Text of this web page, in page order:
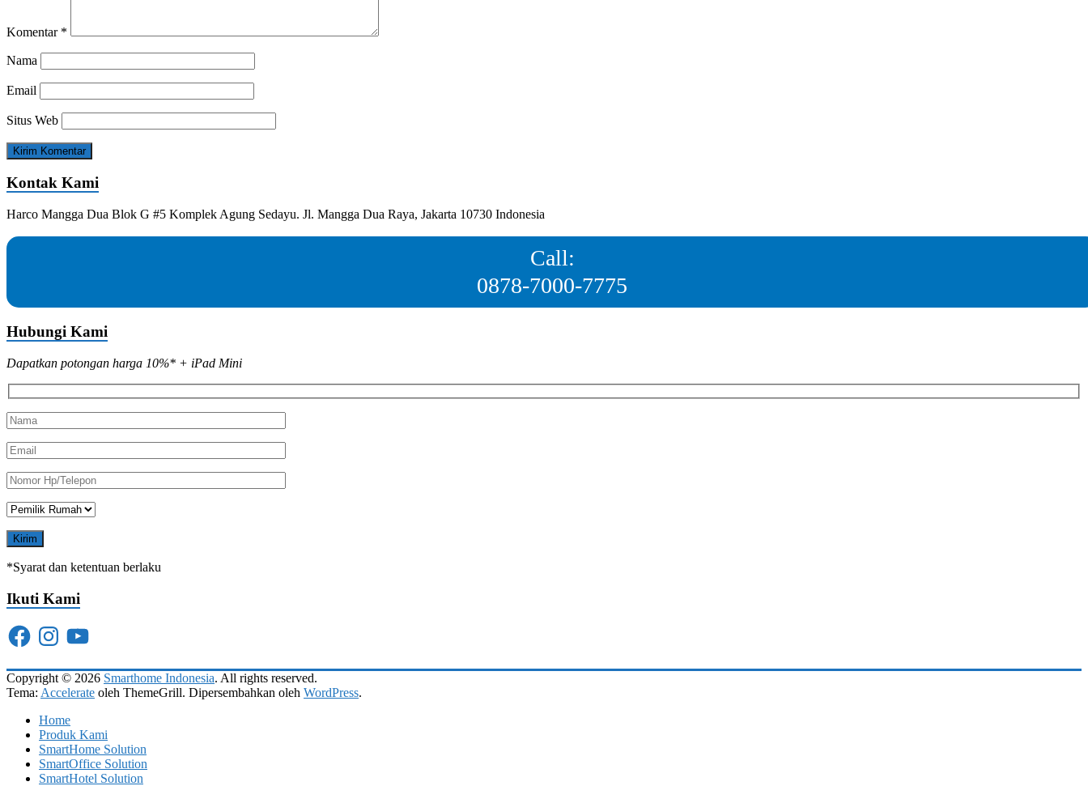
Komentar *
Nama
Email
Situs Web
Kontak Kami
Harco Mangga Dua Blok G #5 Komplek Agung Sedayu. Jl. Mangga Dua Raya, Jakarta 10730 Indonesia
Call:
0878-7000-7775
Hubungi Kami
Dapatkan potongan harga 10%* + iPad Mini
*Syarat dan ketentuan berlaku
Ikuti Kami
FacebookInstagramYouTube
Copyright © 2026 Smarthome Indonesia. All rights reserved.
Tema: Accelerate oleh ThemeGrill. Dipersembahkan oleh WordPress.
Home
Produk Kami
SmartHome Solution
SmartOffice Solution
SmartHotel Solution